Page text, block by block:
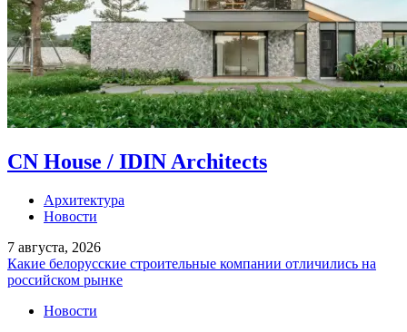
CN House / IDIN Architects
Архитектура
Новости
7 августа, 2026
Какие белорусские строительные компании отличились на
российском рынке
Новости